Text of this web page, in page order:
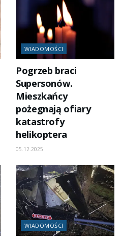
WIADOMOŚCI
Pogrzeb braci
Supersonów.
Mieszkańcy
pożegnają ofiary
katastrofy
helikoptera
05.12.2025
WIADOMOŚCI